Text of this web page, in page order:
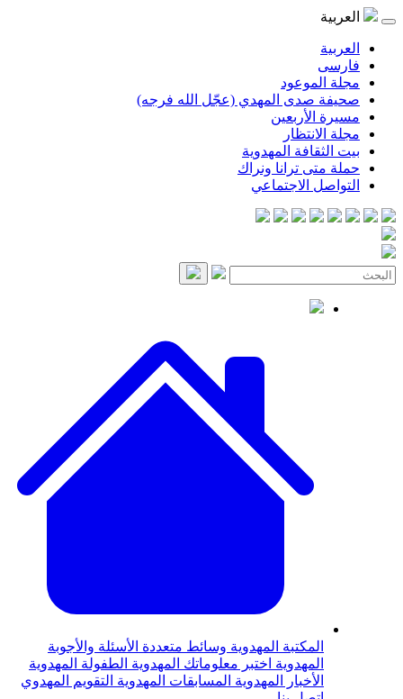
المهدي (عجّل الله فرجه)
المهدوية
ترانا ونراك
الاجتماعي
المهدويةوسائط متعددةالأسئلة والأجوبة
اختبر معلوماتك المهدويةالطفولة المهدوية
المهدويةالمسابقات المهدويةالتقويم المهدوي